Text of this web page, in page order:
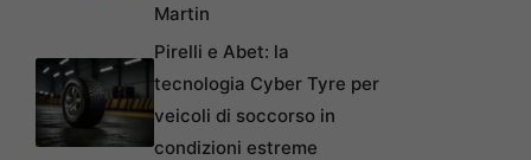
Martin
Pirelli e Abet: la
tecnologia Cyber Tyre per
veicoli di soccorso in
condizioni estreme